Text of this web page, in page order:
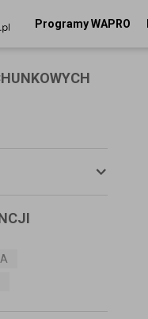
Programy WAPRO